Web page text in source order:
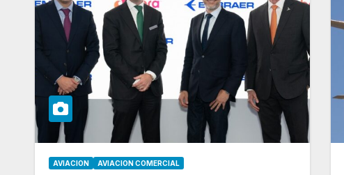
AVIACION AVIACION COMERCIAL